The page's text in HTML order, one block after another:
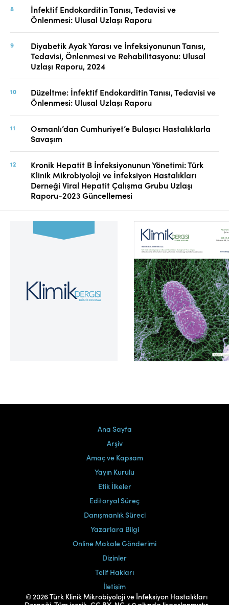
İnfektif Endokarditin Tanısı, Tedavisi ve
Önlenmesi: Ulusal Uzlaşı Raporu
Diyabetik Ayak Yarası ve İnfeksiyonunun Tanısı,
Tedavisi, Önlenmesi ve Rehabilitasyonu: Ulusal
Uzlaşı Raporu, 2024
Düzeltme: İnfektif Endokarditin Tanısı, Tedavisi ve
Önlenmesi: Ulusal Uzlaşı Raporu
Osmanlı’dan Cumhuriyet’e Bulaşıcı Hastalıklarla
Savaşım
Kronik Hepatit B İnfeksiyonunun Yönetimi: Türk
Klinik Mikrobiyoloji ve İnfeksiyon Hastalıkları
Derneği Viral Hepatit Çalışma Grubu Uzlaşı
Raporu-2023 Güncellemesi
Cilt 39, Sayı 2
Ana Sayfa
Arşiv
Amaç ve Kapsam
Yayın Kurulu
Etik İlkeler
Editoryal Süreç
Danışmanlık Süreci
Yazarlara Bilgi
Online Makale Gönderimi
Dizinler
Telif Hakları
İletişim
© 2026 Türk Klinik Mikrobiyoloji ve İnfeksiyon Hastalıkları